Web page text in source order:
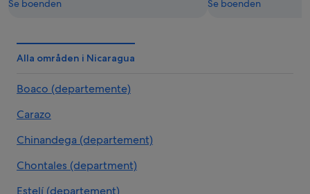
Se boenden Se boenden
Alla områden i Nicaragua
Boaco (departemente)
Carazo
Chinandega (departement)
Chontales (department)
Estelí (departement)